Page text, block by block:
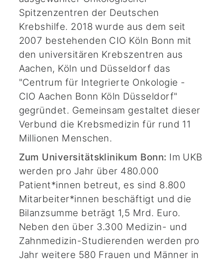
Spitzenzentren der Deutschen
Krebshilfe. 2018 wurde aus dem seit
2007 bestehenden CIO Köln Bonn mit
den universitären Krebszentren aus
Aachen, Köln und Düsseldorf das
"Centrum für Integrierte Onkologie -
CIO Aachen Bonn Köln Düsseldorf"
gegründet. Gemeinsam gestaltet dieser
Verbund die Krebsmedizin für rund 11
Millionen Menschen.
Zum Universitätsklinikum Bonn: Im UKB
werden pro Jahr über 480.000
Patient*innen betreut, es sind 8.800
Mitarbeiter*innen beschäftigt und die
Bilanzsumme beträgt 1,5 Mrd. Euro.
Neben den über 3.300 Medizin- und
Zahnmedizin-Studierenden werden pro
Jahr weitere 580 Frauen und Männer in